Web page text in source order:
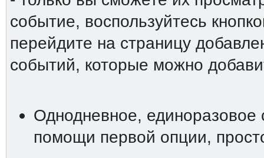
событие, воспользуйтесь
перейдите на страницу
событий, которые можно
Однодневное,
помощи первой опции,